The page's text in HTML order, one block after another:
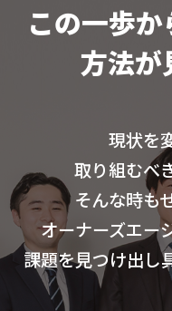
この一歩
方法が
現状を
取り組むべ
そんな時も
オーナーズエー
課題を見つけ出し